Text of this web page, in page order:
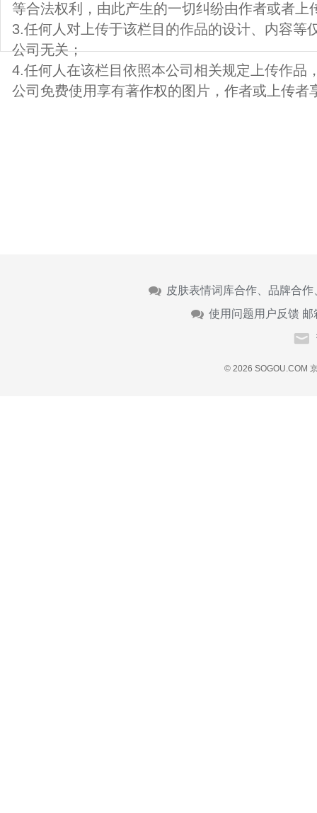
等合法权利，由此产生的一切纠纷由作者或者上
3.任何人对上传于该栏目的作品的设计、内容等
公司无关；
4.任何人在该栏目依照本公司相关规定上传作品
公司免费使用享有著作权的图片，作者或上传者
皮肤表情词库合作、品牌合
使用问题用户反馈 邮
© 2026 SOGOU.COM